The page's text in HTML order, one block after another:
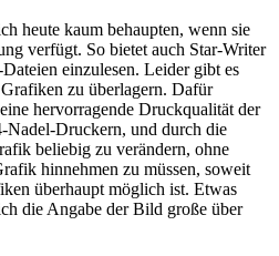
heute kaum behaupten, wenn sie
verfügt. So bietet auch Star-Writer
einzulesen. Leider gibt es
zu überlagern. Dafür
hervorragende Druckqualität der
Nadel-Druckern, und durch die
beliebig zu verändern, ohne
hinnehmen zu müssen, soweit
überhaupt möglich ist. Etwas
die Angabe der Bild große über